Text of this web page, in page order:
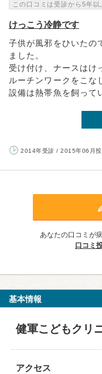
この口コミは受診から5年以
けっこう冷静です
子供が風邪をひいたの
ました。
受け付け、ナースはけ
ルーチンワークをこな
設備は熱帯魚を飼って
2014年受診 / 2015年06月
あなたの口コミが
口コミ
基本情報
健軍こどもクリ
アクセス